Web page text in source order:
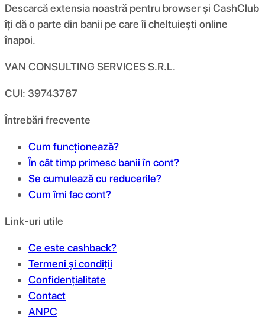
Descarcă extensia noastră pentru browser și CashClub
îți dă o parte din banii pe care îi cheltuiești online
înapoi.
VAN CONSULTING SERVICES S.R.L.
CUI: 39743787
Întrebări frecvente
Cum funcționează?
În cât timp primesc banii în cont?
Se cumulează cu reducerile?
Cum îmi fac cont?
Link-uri utile
Ce este cashback?
Termeni și condiții
Confidențialitate
Contact
ANPC